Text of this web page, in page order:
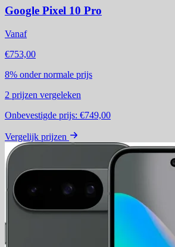
Google Pixel 10 Pro
Vanaf
€753,00
8% onder normale prijs
2 prijzen vergeleken
Onbevestigde prijs: €749,00
Vergelijk prijzen